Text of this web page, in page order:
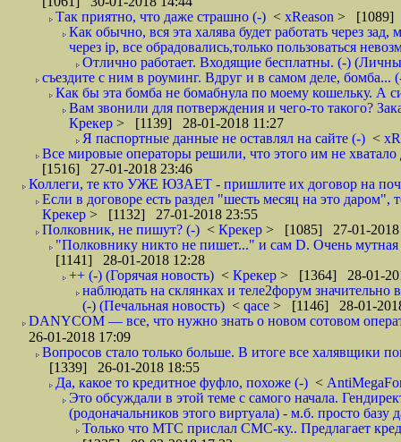
Так приятно, что даже страшно (-) < xReason > [1089]
Как обычно, вся эта халява будет работать через
через ip, все обрадовались,только пользоваться
Отлично работает. Входящие бесплатны. (-)
съездите с ним в роуминг. Вдруг и в самом деле, бомба...
Как бы эта бомба не бомабнула по моему кошельку. А
Вам звонили для потверждения и чего-то такого?
Крекер > [1139] 28-01-2018 11:27
Я паспортные данные не оставлял на сайте (-) <
Все мировые операторы решили, что этого им не
[1516] 27-01-2018 23:46
Коллеги, те кто УЖЕ ЮЗАЕТ - пришлите их договор на
Если в договоре есть раздел "шесть месяц на это даром",
Крекер > [1132] 27-01-2018 23:55
Полковник, не пишут? (-) < Крекер > [1085] 27-01-2018
"Полковнику никто не пишет..." и сам D. Очень
[1141] 28-01-2018 12:28
++ (-) (Горячая новость) < Крекер > [1364] 28-01-
наблюдать на склянках и теле2форум
(-) (Печальная новость) < qace > [1146] 28-01-
DANYCOM — все, что нужно знать о новом сотовом
26-01-2018 17:09
Вопросов стало только больше. В итоге все халявщики
[1339] 26-01-2018 18:55
Да, какое то кредитное фуфло, похоже (-) <
Это обсуждали в этой теме с самого начала.
(родоначальников этого виртуала) - м.б. просто
Только что МТС прислал СМС-ку.. Предлагает